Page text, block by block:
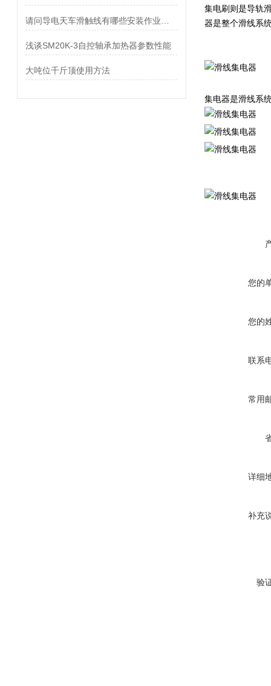
浅谈SM20K-3自控轴承加热器参数性能
大吨位千斤顶使用方法
集电刷则是导轨
器是整个滑线系
集电器是滑线系
您的
您的
联系
常用
详细
补充
验